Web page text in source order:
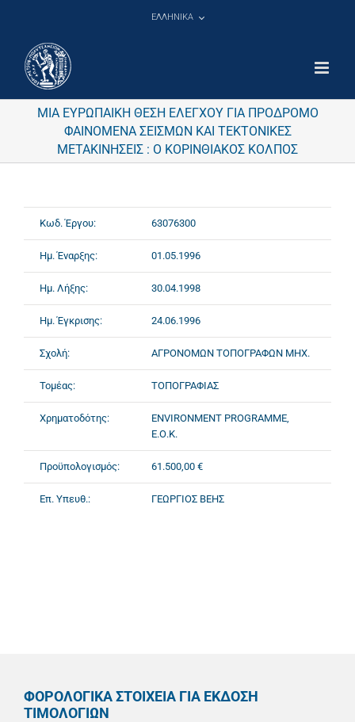
ΕΛΛΗΝΙΚΑ
ΜΙΑ ΕΥΡΩΠΑΙΚΗ ΘΕΣΗ ΕΛΕΓΧΟΥ ΓΙΑ ΠΡΟΔΡΟΜΟ
ΦΑΙΝΟΜΕΝΑ ΣΕΙΣΜΩΝ ΚΑΙ ΤΕΚΤΟΝΙΚΕΣ
ΜΕΤΑΚΙΝΗΣΕΙΣ : Ο ΚΟΡΙΝΘΙΑΚΟΣ ΚΟΛΠΟΣ
Κωδ. Έργου: 63076300
Ημ. Έναρξης: 01.05.1996
Ημ. Λήξης: 30.04.1998
Ημ. Έγκρισης: 24.06.1996
Σχολή: ΑΓΡΟΝΟΜΩΝ ΤΟΠΟΓΡΑΦΩΝ ΜΗΧ.
Τομέας: ΤΟΠΟΓΡΑΦΙΑΣ
Χρηματοδότης:
ENVIRONMENT PROGRAMME,
Ε.Ο.Κ.
Προϋπολογισμός: 61.500,00 €
Επ. Υπευθ.: ΓΕΩΡΓΙΟΣ ΒΕΗΣ
ΦΟΡΟΛΟΓΙΚΑ ΣΤΟΙΧΕΙΑ ΓΙΑ ΕΚΔΟΣΗ
ΤΙΜΟΛΟΓΙΩΝ